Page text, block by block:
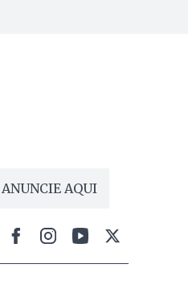
ANUNCIE AQUI